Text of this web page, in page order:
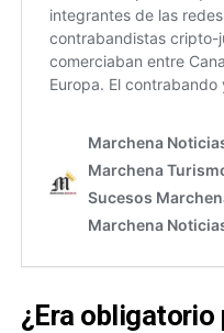
¿Era obligatorio